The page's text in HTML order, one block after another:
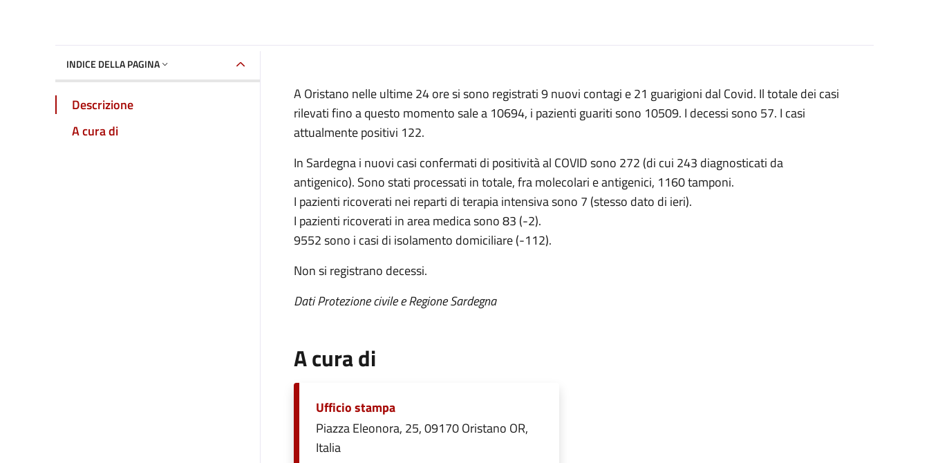
INDICE DELLA PAGINA
Descrizione
A cura di
A Oristano nelle ultime 24 ore si sono registrati 9 nuovi contagi e 21 guarigioni dal Covid. Il totale dei casi
rilevati fino a questo momento sale a 10694, i pazienti guariti sono 10509. I decessi sono 57. I casi
attualmente positivi 122.
In Sardegna i nuovi casi confermati di positività al COVID sono 272 (di cui 243 diagnosticati da
antigenico). Sono stati processati in totale, fra molecolari e antigenici, 1160 tamponi.
I pazienti ricoverati nei reparti di terapia intensiva sono 7 (stesso dato di ieri).
I pazienti ricoverati in area medica sono 83 (-2).
9552 sono i casi di isolamento domiciliare (-112).
Non si registrano decessi.
Dati Protezione civile e Regione Sardegna
A cura di
Ufficio stampa
Piazza Eleonora, 25, 09170 Oristano OR,
Italia